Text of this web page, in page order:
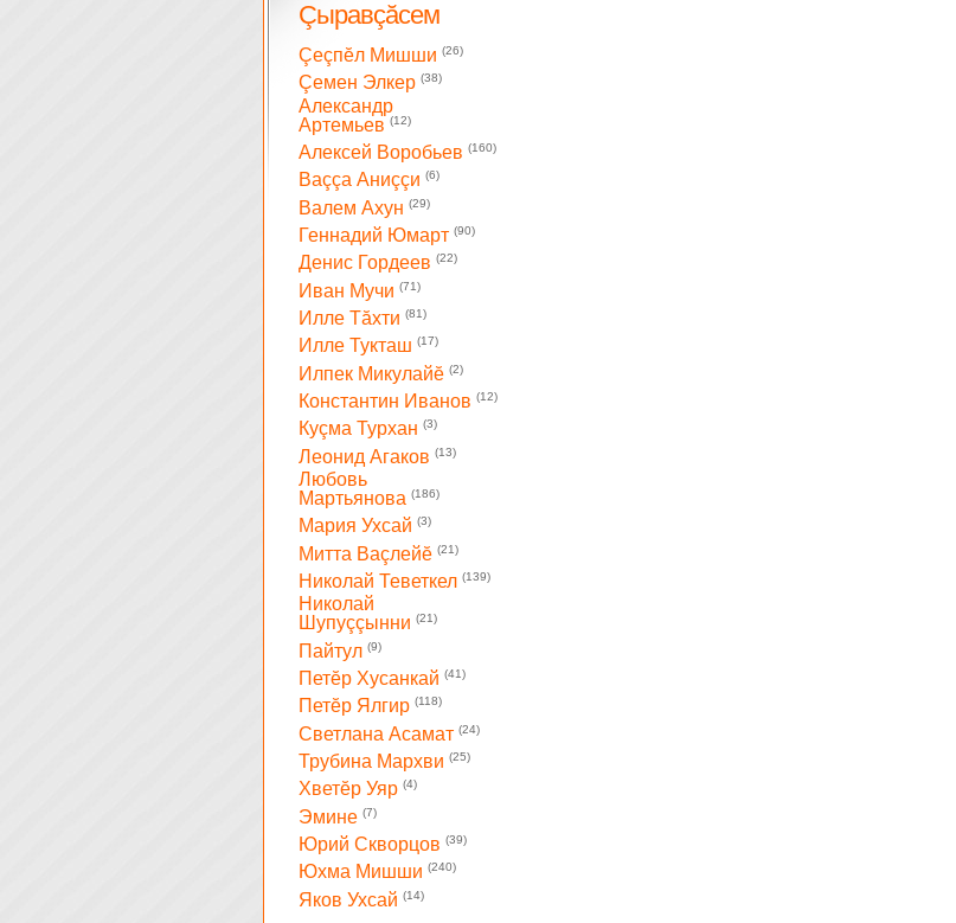
Çыравçăсем
Çеçпĕл Мишши (26)
Çемен Элкер (38)
Александр
Артемьев (12)
Алексей Воробьев (160)
Ваççа Аниççи (6)
Валем Ахун (29)
Геннадий Юмарт (90)
Денис Гордеев (22)
Иван Мучи (71)
Илле Тăхти (81)
Илле Тукташ (17)
Илпек Микулайĕ (2)
Константин Иванов (12)
Куçма Турхан (3)
Леонид Агаков (13)
Любовь
Мартьянова (186)
Мария Ухсай (3)
Митта Ваçлейĕ (21)
Николай Теветкел (139)
Николай
Шупуççынни (21)
Пайтул (9)
Петĕр Хусанкай (41)
Петĕр Ялгир (118)
Светлана Асамат (24)
Трубина Мархви (25)
Хветĕр Уяр (4)
Эмине (7)
Юрий Скворцов (39)
Юхма Мишши (240)
Яков Ухсай (14)